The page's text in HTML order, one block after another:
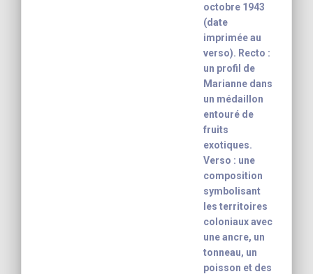
octobre 1943
(date
imprimée au
verso). Recto :
un profil de
Marianne dans
un médaillon
entouré de
fruits
exotiques.
Verso : une
composition
symbolisant
les territoires
coloniaux avec
une ancre, un
tonneau, un
poisson et des